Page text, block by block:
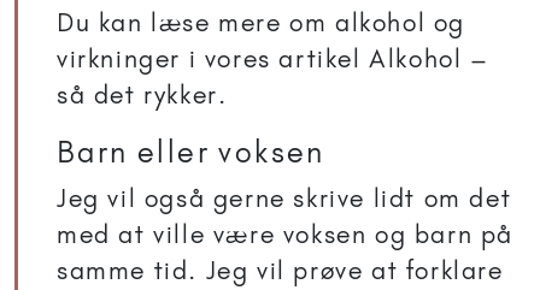
Du kan læse mere om alkohol og
virkninger i vores artikel Alkohol –
så det rykker.
Barn eller voksen
Jeg vil også gerne skrive lidt om det
med at ville være voksen og barn på
samme tid. Jeg vil prøve at forklare